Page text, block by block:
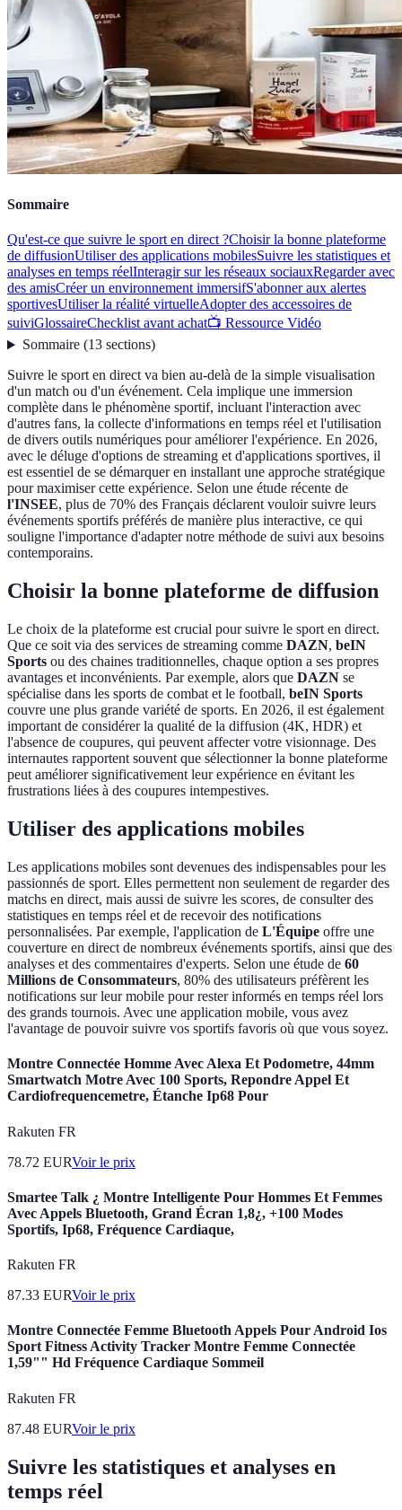
Sommaire
Qu'est-ce que suivre le sport en direct ?Choisir la bonne plateforme
de diffusionUtiliser des applications mobilesSuivre les statistiques et
analyses en temps réelInteragir sur les réseaux sociauxRegarder avec
des amisCréer un environnement immersifS'abonner aux alertes
sportivesUtiliser la réalité virtuelleAdopter des accessoires de
suiviGlossaireChecklist avant achat📺 Ressource Vidéo
Sommaire(13 sections)
Suivre le sport en direct va bien au-delà de la simple visualisation
d'un match ou d'un événement. Cela implique une immersion
complète dans le phénomène sportif, incluant l'interaction avec
d'autres fans, la collecte d'informations en temps réel et l'utilisation
de divers outils numériques pour améliorer l'expérience. En 2026,
avec le déluge d'options de streaming et d'applications sportives, il
est essentiel de se démarquer en installant une approche stratégique
pour maximiser cette expérience. Selon une étude récente de
l'INSEE, plus de 70% des Français déclarent vouloir suivre leurs
événements sportifs préférés de manière plus interactive, ce qui
souligne l'importance d'adapter notre méthode de suivi aux besoins
contemporains.
Choisir la bonne plateforme de diffusion
Le choix de la plateforme est crucial pour suivre le sport en direct.
Que ce soit via des services de streaming comme DAZN, beIN
Sports ou des chaines traditionnelles, chaque option a ses propres
avantages et inconvénients. Par exemple, alors que DAZN se
spécialise dans les sports de combat et le football, beIN Sports
couvre une plus grande variété de sports. En 2026, il est également
important de considérer la qualité de la diffusion (4K, HDR) et
l'absence de coupures, qui peuvent affecter votre visionnage. Des
internautes rapportent souvent que sélectionner la bonne plateforme
peut améliorer significativement leur expérience en évitant les
frustrations liées à des coupures intempestives.
Utiliser des applications mobiles
Les applications mobiles sont devenues des indispensables pour les
passionnés de sport. Elles permettent non seulement de regarder des
matchs en direct, mais aussi de suivre les scores, de consulter des
statistiques en temps réel et de recevoir des notifications
personnalisées. Par exemple, l'application de L'Équipe offre une
couverture en direct de nombreux événements sportifs, ainsi que des
analyses et des commentaires d'experts. Selon une étude de 60
Millions de Consommateurs, 80% des utilisateurs préfèrent les
notifications sur leur mobile pour rester informés en temps réel lors
des grands tournois. Avec une application mobile, vous avez
l'avantage de pouvoir suivre vos sportifs favoris où que vous soyez.
Montre Connectée Homme Avec Alexa Et Podometre, 44mm
Smartwatch Motre Avec 100 Sports, Repondre Appel Et
Cardiofrequencemetre, Étanche Ip68 Pour
Rakuten FR
78.72 EURVoir le prix
Smartee Talk ¿ Montre Intelligente Pour Hommes Et Femmes
Avec Appels Bluetooth, Grand Écran 1,8¿, +100 Modes
Sportifs, Ip68, Fréquence Cardiaque,
Rakuten FR
87.33 EURVoir le prix
Montre Connectée Femme Bluetooth Appels Pour Android Ios
Sport Fitness Activity Tracker Montre Femme Connectée
1,59"" Hd Fréquence Cardiaque Sommeil
Rakuten FR
87.48 EURVoir le prix
Suivre les statistiques et analyses en
temps réel